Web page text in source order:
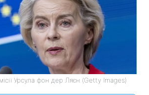
Урсула фон дер Ляєн (Getty Images)